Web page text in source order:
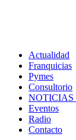
Actualidad
Franquicias
Pymes
Consultorio
NOTICIAS
Eventos
Radio
Contacto